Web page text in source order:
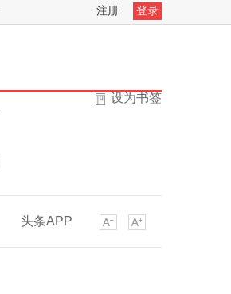
注册 登录
设为书签
头条APP